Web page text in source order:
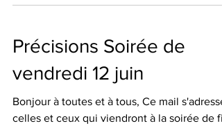
plus tôt. Le dénivelé se fait le matin, pause
repas à la chapelle (zone ombragée).
Recommandations habituelles (eau,
protection contre le soleil
Précisions Soirée de
vendredi 12 juin
Bonjour à toutes et à tous, Ce mail s'adresse
celles et ceux qui viendront à la soirée de